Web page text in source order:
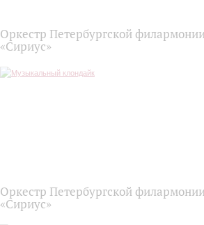
Оркестр Петербургской
«Сириус»
Оркестр Петербургской
«Сириус»